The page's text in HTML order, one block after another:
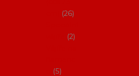
26
2
5